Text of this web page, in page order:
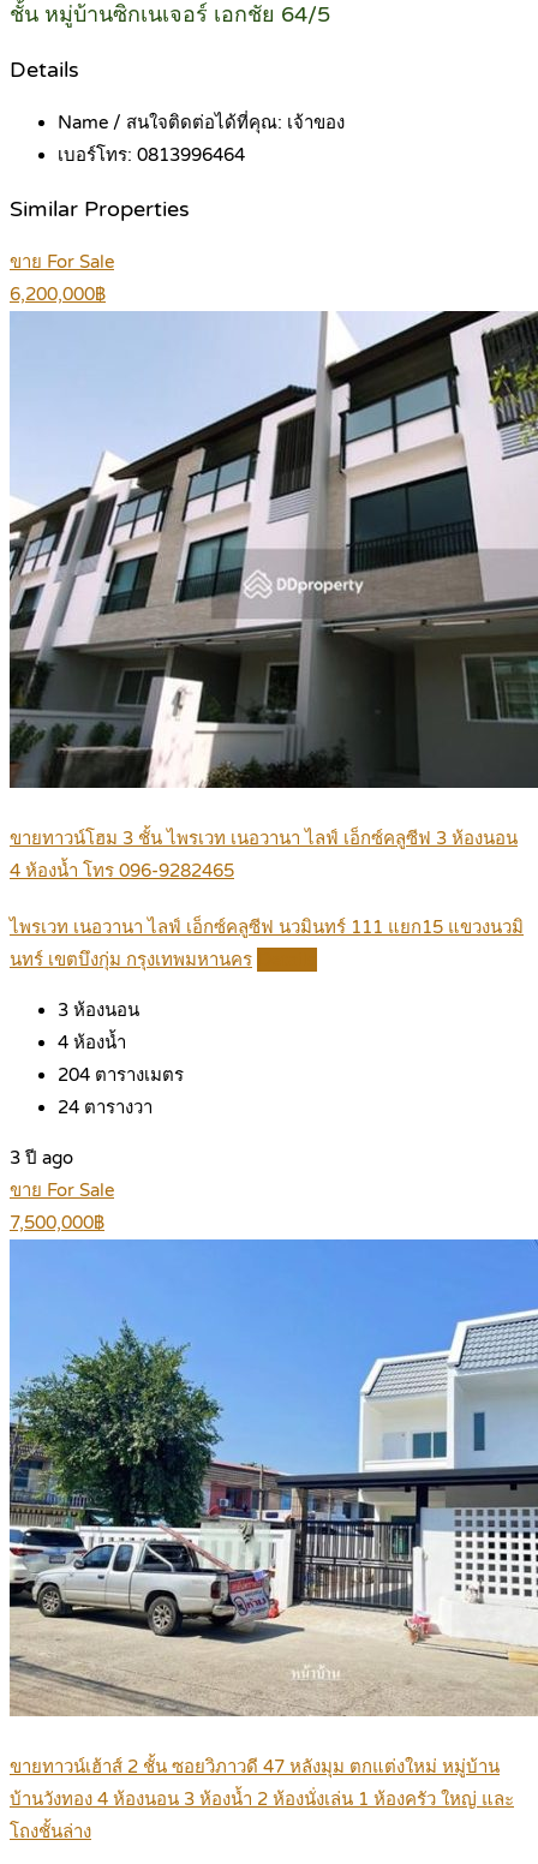
ชั้น หมู่บ้านซิกเนเจอร์ เอกชัย 64/5
Details
Name / สนใจติดต่อได้ที่คุณ: เจ้าของ
เบอร์โทร: 0813996464
Similar Properties
ขาย For Sale
6,200,000฿
ขายทาวน์โฮม 3 ชั้น ไพรเวท เนอวานา ไลฟ์ เอ็กซ์คลูซีฟ 3 ห้องนอน
4 ห้องน้ำ โทร 096-9282465
ไพรเวท เนอวานา ไลฟ์ เอ็กซ์คลูซีฟ นวมินทร์ 111 แยก15 แขวงนวมิ
นทร์ เขตบึงกุ่ม กรุงเทพมหานคร
3 ห้องนอน
4 ห้องน้ำ
204 ตารางเมตร
24 ตารางวา
3 ปี ago
ขาย For Sale
7,500,000฿
ขายทาวน์เฮ้าส์ 2 ชั้น ซอยวิภาวดี 47 หลังมุม ตกแต่งใหม่ หมู่บ้าน
บ้านวังทอง 4 ห้องนอน 3 ห้องน้ำ 2 ห้องนั่งเล่น 1 ห้องครัว ใหญ่ และ
โถงชั้นล่าง